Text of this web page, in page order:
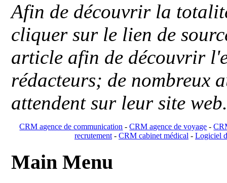
Afin de découvrir la
cliquer sur le lien de
article afin de découvrir
rédacteurs; de nombreux
attendent sur leur site
CRM agence de communication -CRM agence de voyage -
recrutement- CRM cabinet médical- Logiciel
Main Menu